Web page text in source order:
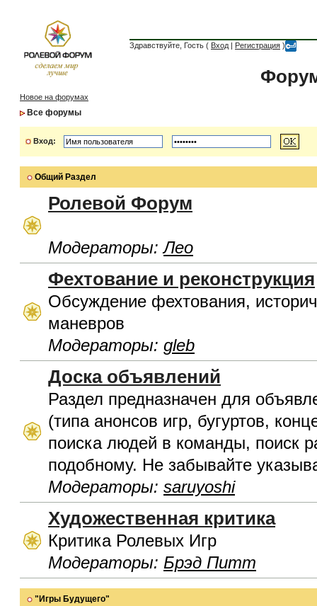
Здравствуйте, Гость ( Вход | Регистрация )
Новое на форумах
Все форумы
Вход:
Общий Раздел
Ролевой Форум
Модераторы:Лео
Фехтование и реконструкция
Обсуждение фехтования,
маневров
Модераторы: gleb
Доска объявлений
Раздел предназначен для
(типа анонсов игр, бугуртов,
поиска людей в команды, поиск
подобному. Не забывайте
Модераторы: saruyoshi
Художественная критика
Критика Ролевых Игр
Модераторы: Брэд Питт
"Игры Будущего"